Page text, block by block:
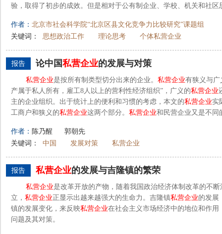
验，取得了初步的成效。但是相对于公有制企业、学校、机关和社
作者： 北京市社会科学院“北京区县文化竞争力比较研究”课题组
关键词：
思想政治工作 理论思考 个体私营企业
报告 论中国私营企业的发展与对策
私营企业是按所有制类型切分出来的企业。 私营企业有狭义与广
产属于私人所有，雇工8人以上的营利性经济组织”，广义的私营企业
主的企业组织。出于统计上的便利和习惯的考虑，本文的私营企业实
工商户和狭义的私营企业这两个部分。 私营企业和民营企业又是不同
作者： 陈乃醒
郭朝先
关键词：
中国 发展对策 私营企业
报告 私营企业的发展与吉隆镇的繁荣
私营企业是改革开放的产物，随着我国政治经济体制改革的不
立， 私营企业 正显示出越来越强大的生命力。吉隆镇私营企业的发展
镇的发展变化，来反映私营企业在社会主义市场经济中的地位和作用
问题及其对策。